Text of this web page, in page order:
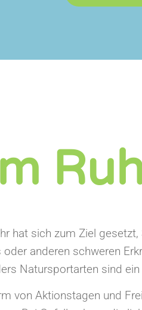
hat sich zum Ziel
anderen schweren
Natursportarten sind
von Aktionstagen und